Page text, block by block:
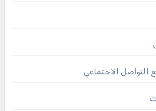
التواصل الاجتماعي